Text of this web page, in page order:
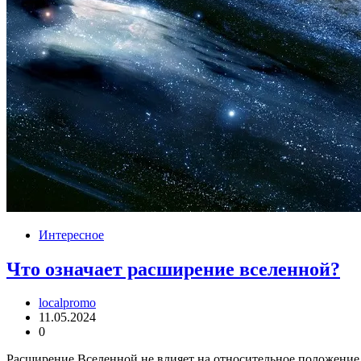
Интересное
Что означает расширение вселенной?
localpromo
11.05.2024
0